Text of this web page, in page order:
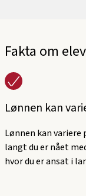
Fakta om
Lønnen kan
Lønnen kan variere
langt du er nået
hvor du er ansat i